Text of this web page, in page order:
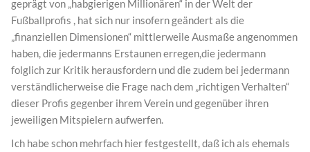
geprägt von „habgierigen Millionären“ in der Welt der
Fußballprofis , hat sich nur insofern geändert als die
„finanziellen Dimensionen“ mittlerweile Ausmaße angenommen
haben, die jedermanns Erstaunen erregen,die jedermann
folglich zur Kritik herausfordern und die zudem bei jedermann
verständlicherweise die Frage nach dem „richtigen Verhalten“
dieser Profis gegenber ihrem Verein und gegenüber ihren
jeweiligen Mitspielern aufwerfen.
Ich habe schon mehrfach hier festgestellt, daß ich als ehemals